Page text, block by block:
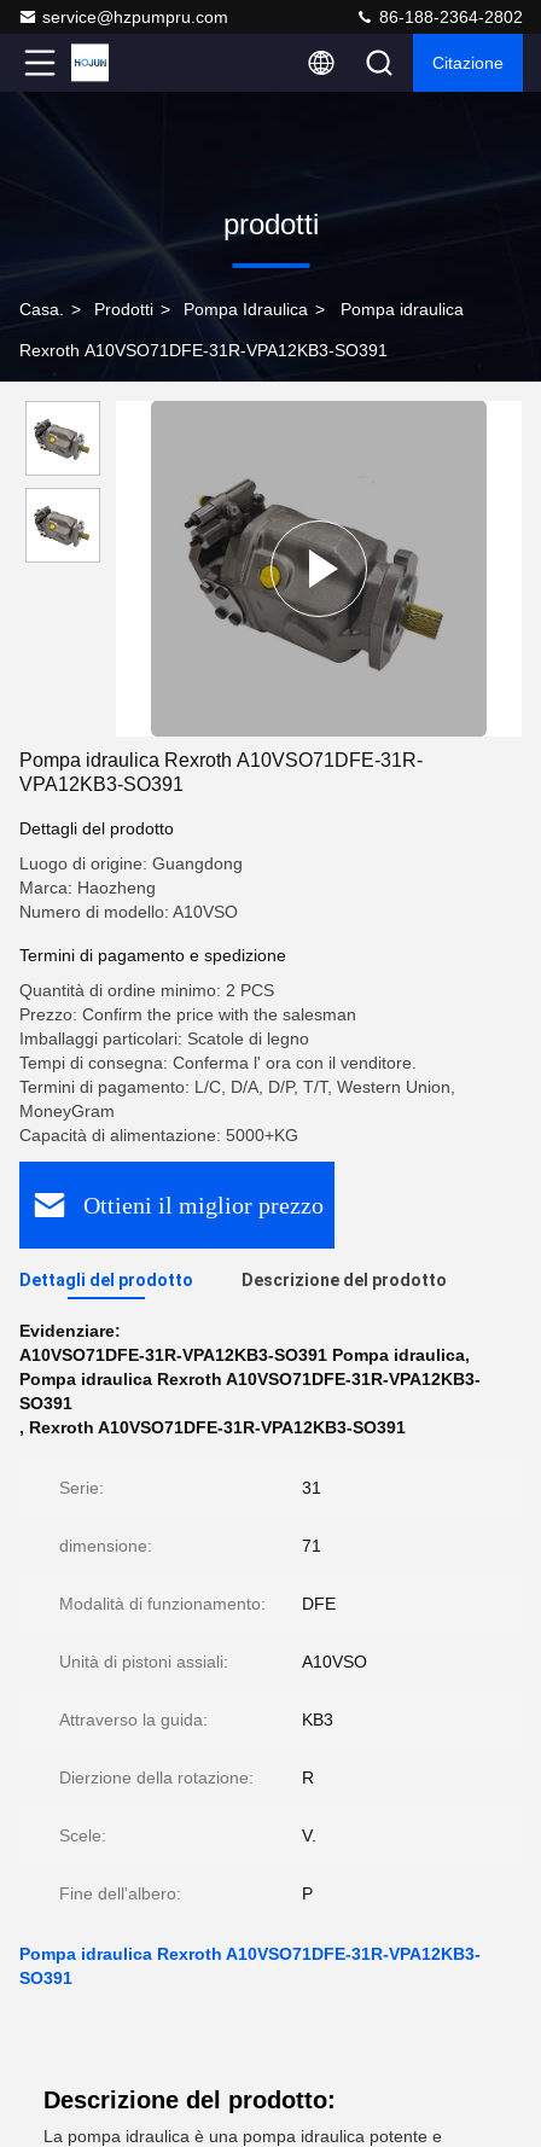
service@hzpumpru.com 86-188-2364-2802
Citazione
prodotti
Casa. > Prodotti > Pompa Idraulica > Pompa idraulica
Rexroth A10VSO71DFE-31R-VPA12KB3-SO391
Pompa idraulica Rexroth A10VSO71DFE-31R-
VPA12KB3-SO391
Dettagli del prodotto
Luogo di origine: Guangdong
Marca: Haozheng
Numero di modello: A10VSO
Termini di pagamento e spedizione
Quantità di ordine minimo: 2 PCS
Prezzo: Confirm the price with the salesman
Imballaggi particolari: Scatole di legno
Tempi di consegna: Conferma l' ora con il venditore.
Termini di pagamento: L/C, D/A, D/P, T/T, Western Union,
MoneyGram
Capacità di alimentazione: 5000+KG
Ottieni il miglior prezzo
Dettagli del prodotto Descrizione del prodotto
Evidenziare:
A10VSO71DFE-31R-VPA12KB3-SO391 Pompa idraulica,
Pompa idraulica Rexroth A10VSO71DFE-31R-VPA12KB3-
SO391
, Rexroth A10VSO71DFE-31R-VPA12KB3-SO391
Serie: 31
dimensione: 71
Modalità di funzionamento: DFE
Unità di pistoni assiali: A10VSO
Attraverso la guida: KB3
Dierzione della rotazione: R
Scele: V.
Fine dell'albero: P
Pompa idraulica Rexroth A10VSO71DFE-31R-VPA12KB3-
SO391
Descrizione del prodotto:
La pompa idraulica è una pompa idraulica potente e